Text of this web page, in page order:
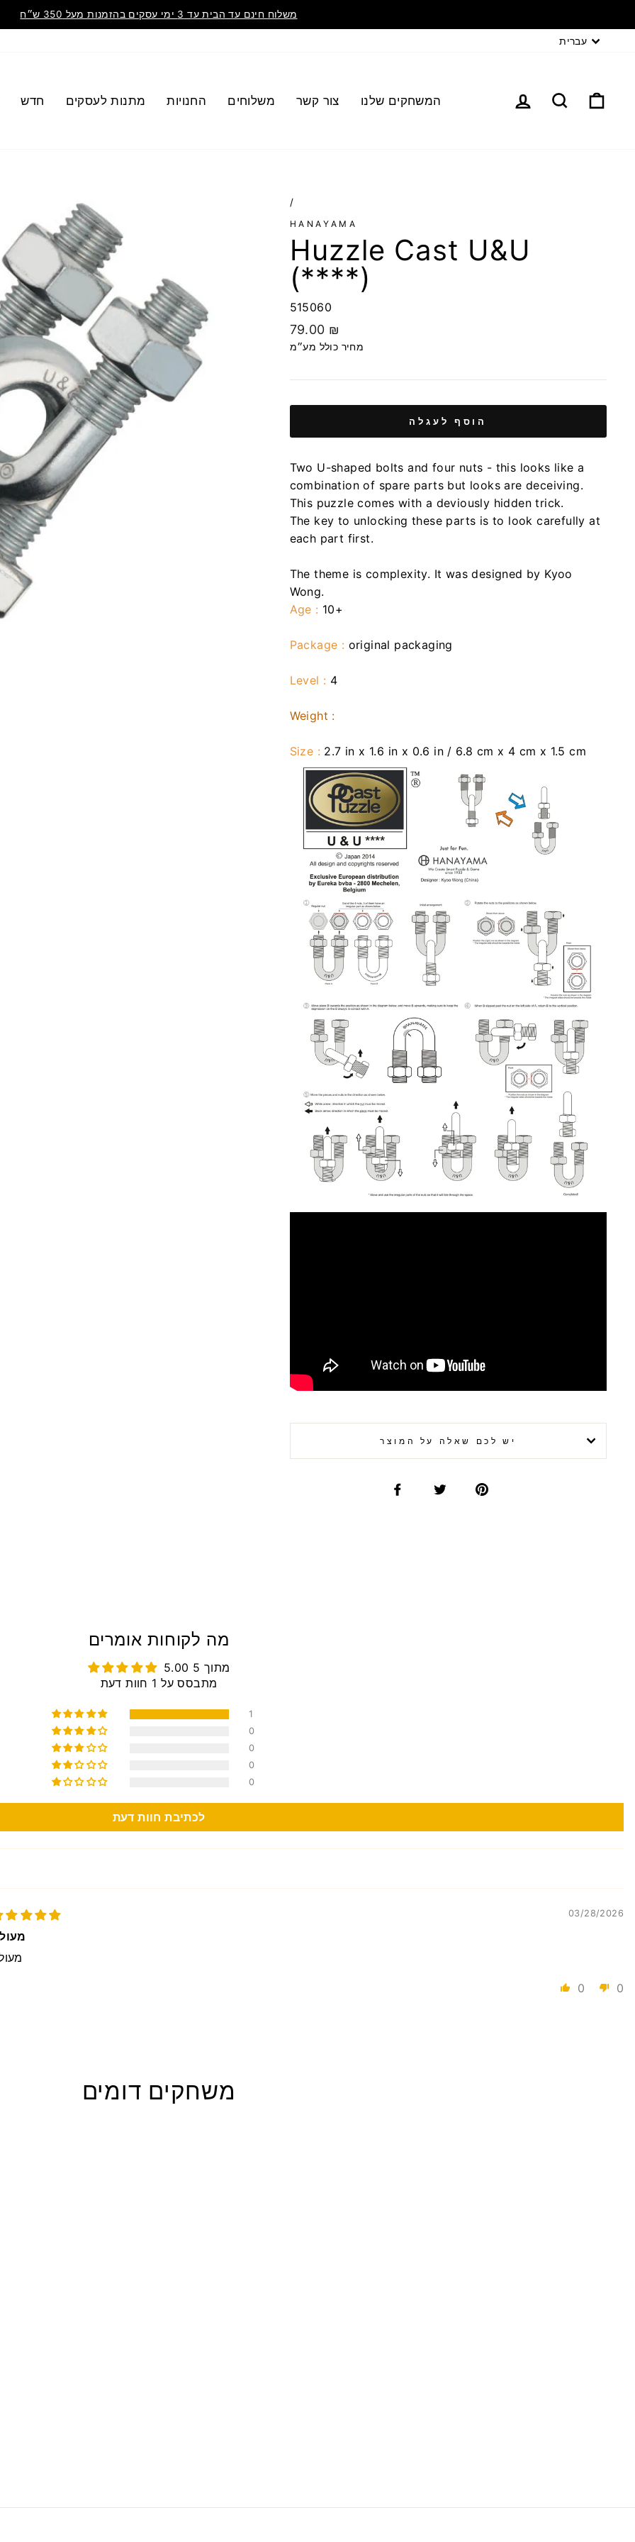
משלוח חינם עד הבית עד 3 ימי עסקים בהזמנות מעל 350 ש״ח
עברית
חדש מתנות לעסקים החנויות משלוחים צור קשר המשחקים שלנו
/
HANAYAMA
Huzzle Cast U&U
(****)
515060
מחיר
רגיל
79.00 ₪
מחיר כולל מע״מ
הוסף לעגלה
Two U-shaped bolts and four nuts - this looks like a
combination of spare parts but looks are deceiving.
This puzzle comes with a deviously hidden trick.
The key to unlocking these parts is to look carefully at
each part first.
The theme is complexity. It was designed by Kyoo
Wong.
Age : 10+
Package : original packaging
Level : 4
Weight :
Size : 2.7 in x 1.6 in x 0.6 in / 6.8 cm x 4 cm x 1.5 cm
יש לכם שאלה על המוצר
מה לקוחות אומרים
5.00 מתוך 5
מתבסס על 1 חוות דעת
1
0
0
0
0
לכתיבת חוות דעת
03/28/2026
0 0
משחקים דומים